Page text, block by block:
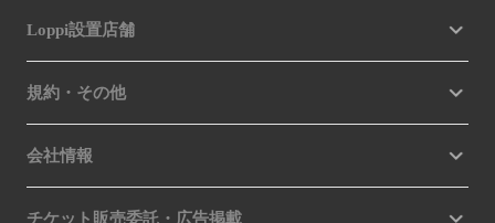
Loppi設置店舗
規約・その他
会社情報
チケット販売委託・広告掲載